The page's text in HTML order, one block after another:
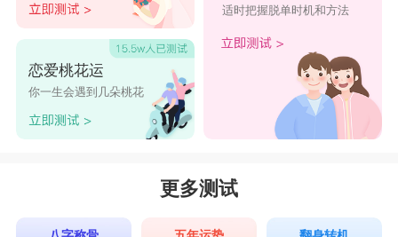
恋爱桃花运
你一生会遇到几朵桃花
适时把握脱单时机和方法
更多测试